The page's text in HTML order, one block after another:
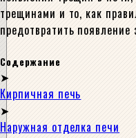
трещинами и то, как
предотвратить
Содержание
Кирпичная печь
Наружная отделка печи